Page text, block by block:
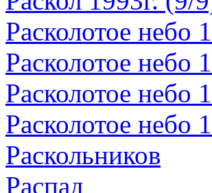
Расколотое небо
Расколотое небо
Расколотое небо
Расколотое небо
Раскольников
Распад